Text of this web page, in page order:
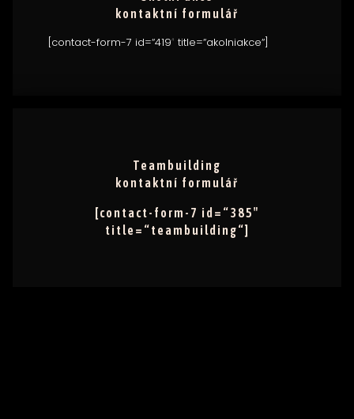
kontaktní formulář
[contact-form-7 id=“419″ title=“akolniakce“]
Teambuilding
kontaktní formulář
[contact-form-7 id=“385″
title=“teambuilding“]